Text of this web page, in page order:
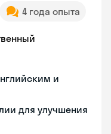
4 года опыта
и
для улучшения